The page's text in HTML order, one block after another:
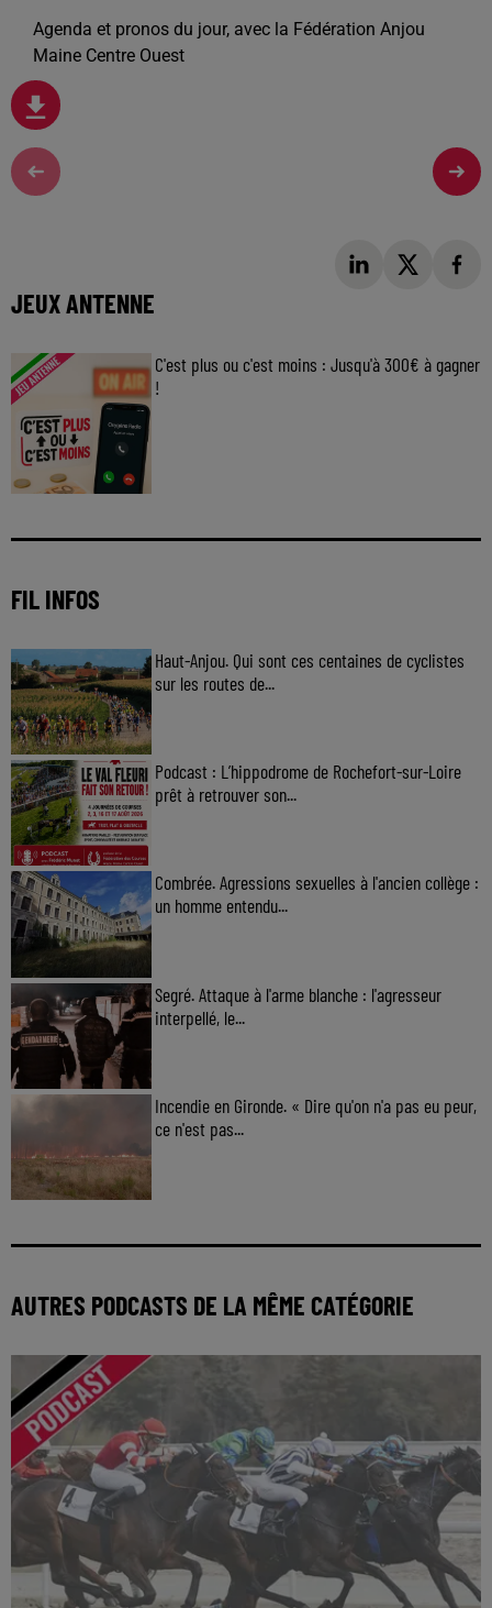
Agenda et pronos du jour, avec la Fédération Anjou
Maine Centre Ouest
JEUX ANTENNE
C'est plus ou c'est moins : Jusqu'à 300€ à gagner
!
FIL INFOS
Haut-Anjou. Qui sont ces centaines de cyclistes
sur les routes de...
Podcast : L’hippodrome de Rochefort-sur-Loire
prêt à retrouver son...
Combrée. Agressions sexuelles à l'ancien collège :
un homme entendu...
Segré. Attaque à l'arme blanche : l'agresseur
interpellé, le...
Incendie en Gironde. « Dire qu'on n'a pas eu peur,
ce n'est pas...
AUTRES PODCASTS DE LA MÊME CATÉGORIE